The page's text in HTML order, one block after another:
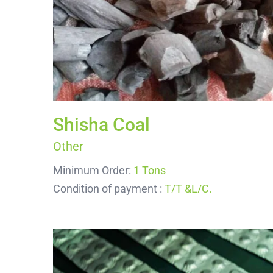
Onion
Garlic
Lima Beans
Garlic
Shisha Coal
Other
Minimum Order: 1 Tons
Condition of payment : T/T &L/C.